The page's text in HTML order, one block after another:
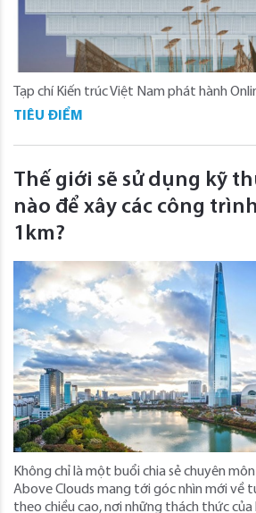
Tạp chí Kiến trúc Việt Nam phát hành
TIÊU ĐIỂM
Thế giới sẽ sử dụng kỹ
nào để xây các công
1km?
Không chỉ là một buổi chia sẻ chuyên
Above Clouds mang tới góc nhìn mới về
theo chiều cao, nơi những thách thức